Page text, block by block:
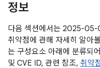
정보
다음 섹션에서는 2025-05-
취약점에 관해 자세히 알아
는 구성요소 아래에 분류되
및 CVE ID, 관련 참조, 취약